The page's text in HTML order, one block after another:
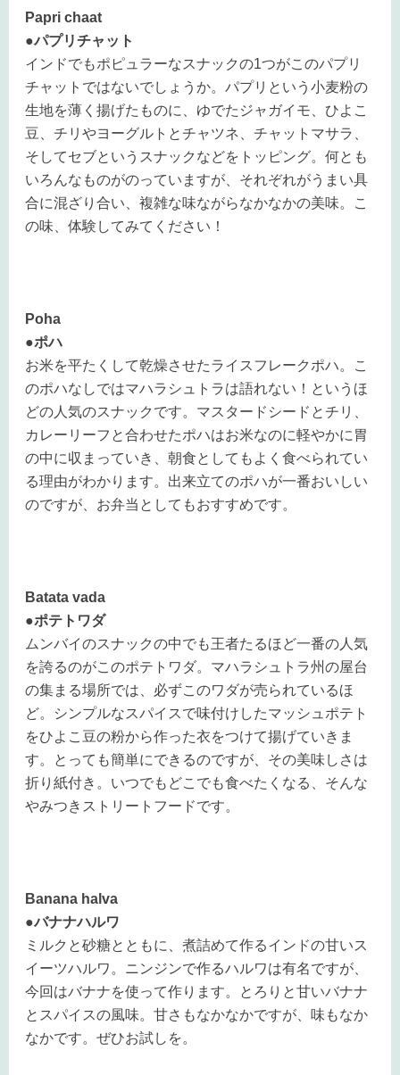
Papri chaat
●パプリチャット
インドでもポピュラーなスナックの1つがこのパプリ
チャットではないでしょうか。パプリという小麦粉の
生地を薄く揚げたものに、ゆでたジャガイモ、ひよこ
豆、チリやヨーグルトとチャツネ、チャットマサラ、
そしてセブというスナックなどをトッピング。何とも
いろんなものがのっていますが、それぞれがうまい具
合に混ざり合い、複雑な味ながらなかなかの美味。こ
の味、体験してみてください！
Poha
●ポハ
お米を平たくして乾燥させたライスフレークポハ。こ
のポハなしではマハラシュトラは語れない！というほ
どの人気のスナックです。マスタードシードとチリ、
カレーリーフと合わせたポハはお米なのに軽やかに胃
の中に収まっていき、朝食としてもよく食べられてい
る理由がわかります。出来立てのポハが一番おいしい
のですが、お弁当としてもおすすめです。
Batata vada
●ポテトワダ
ムンバイのスナックの中でも王者たるほど一番の人気
を誇るのがこのポテトワダ。マハラシュトラ州の屋台
の集まる場所では、必ずこのワダが売られているほ
ど。シンプルなスパイスで味付けしたマッシュポテト
をひよこ豆の粉から作った衣をつけて揚げていきま
す。とっても簡単にできるのですが、その美味しさは
折り紙付き。いつでもどこでも食べたくなる、そんな
やみつきストリートフードです。
Banana halva
●バナナハルワ
ミルクと砂糖とともに、煮詰めて作るインドの甘いス
イーツハルワ。ニンジンで作るハルワは有名ですが、
今回はバナナを使って作ります。とろりと甘いバナナ
とスパイスの風味。甘さもなかなかですが、味もなか
なかです。ぜひお試しを。